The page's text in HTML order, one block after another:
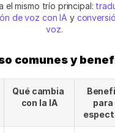
el mismo trío principal:
de voz con IA y
voz.
comunes y
Qué cambia
con la IA
para